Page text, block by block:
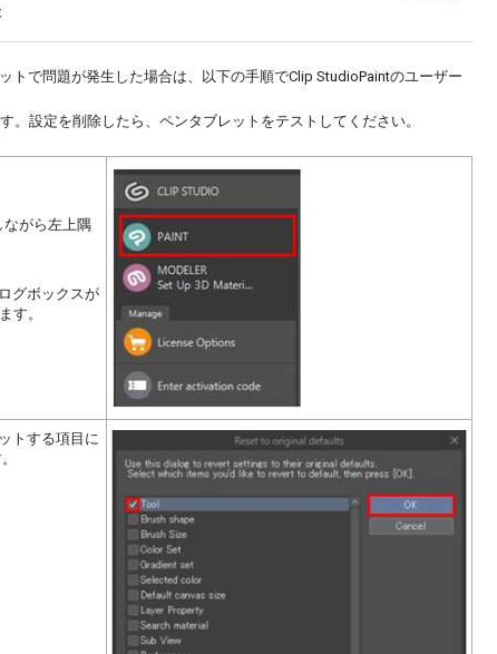
トで問題が発生した場合は、以下の手順でClip StudioPaintのユーザー
。設定を削除したら、ペンタブレットをテストしてください。
ながら左上隅
グボックスが
す。
トする項目に